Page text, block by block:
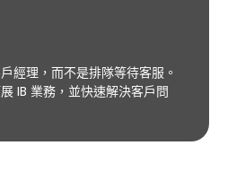
經理，而不是排隊等待客服。
IB 業務，並快速解決客戶問